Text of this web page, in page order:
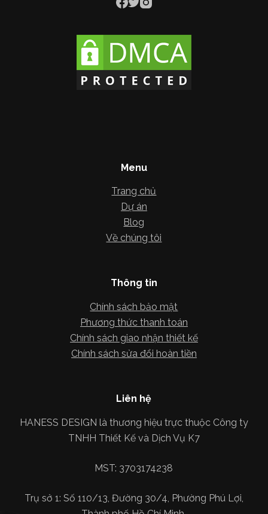
Menu
Trang chủ
Dự án
Blog
Về chúng tôi
Thông tin
Chính sách bảo mật
Phương thức thanh toán
Chính sách giao nhận thiết kế
Chính sách sửa đổi hoàn tiền
Liên hệ
HANESS DESIGN là thương hiệu trực thuộc Công ty
TNHH Thiết Kế và Dịch Vụ K7
MST: 3703174238
Trụ sở 1: Số 110/13, Đường 30/4, Phường Phú Lợi,